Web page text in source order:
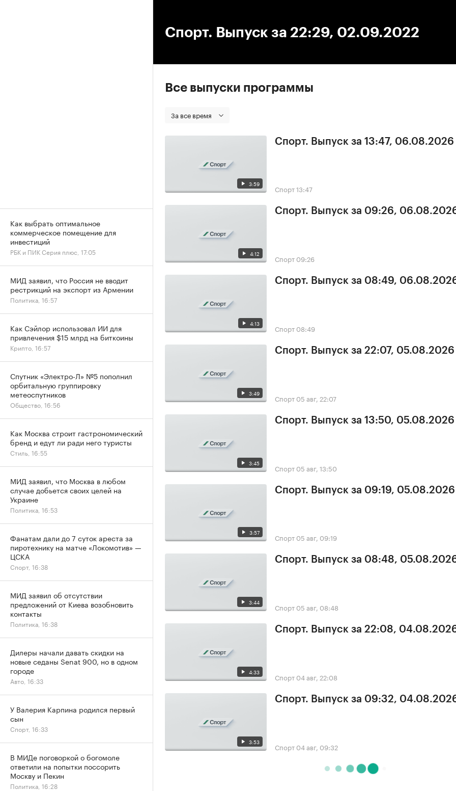
Спорт. Выпуск за 22:29, 02.09.2022
Все выпуски программы
За все время
3:59
Спорт. Выпуск за 13:47, 06.08.2026
Спорт13:47
4:12
Спорт. Выпуск за 09:26,
Спорт 09:26
4:13
Спорт. Выпуск за 08:49,
Спорт 08:49
3:49
Спорт. Выпуск за 22:07, 05.08.2026
Спорт 05 авг, 22:07
3:45
Спорт. Выпуск за 13:50, 05.08.2026
Спорт 05 авг, 13:50
3:57
Спорт. Выпуск за 09:19, 05.08.2026
Спорт 05 авг, 09:19
3:44
Спорт. Выпуск за 08:48,
Спорт 05 авг, 08:48
4:33
Спорт. Выпуск за 22:08,
Спорт 04 авг, 22:08
3:53
Спорт. Выпуск за 09:32,
Спорт 04 авг, 09:32
Как выбрать оптимальное
коммерческое помещение для
инвестиций
РБК и ПИК Серия плюс, 17:05
МИД заявил, что Россия не вводит
рестрикций на экспорт из Армении
Политика, 16:57
Как Сэйлор использовал ИИ для
привлечения $15 млрд на биткоины
Крипто, 16:57
Спутник «Электро-Л» №5 пополнил
орбитальную группировку
метеоспутников
Общество, 16:56
Как Москва строит гастрономический
бренд и едут ли ради него туристы
Стиль, 16:55
МИД заявил, что Москва в любом
случае добьется своих целей на
Украине
Политика, 16:53
Фанатам дали до 7 суток ареста за
пиротехнику на матче «Локомотив» —
ЦСКА
Спорт, 16:38
МИД заявил об отсутствии
предложений от Киева возобновить
контакты
Политика, 16:38
Дилеры начали давать скидки на
новые седаны Senat 900, но в одном
городе
Авто, 16:33
У Валерия Карпина родился первый
сын
Спорт, 16:33
В МИДе поговоркой о богомоле
ответили на попытки поссорить
Москву и Пекин
Политика, 16:28